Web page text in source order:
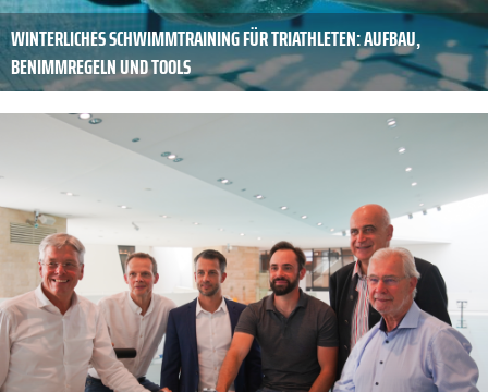
WINTERLICHES SCHWIMMTRAINING FÜR TRIATHLETEN: AUFBAU,
BENIMMREGELN UND TOOLS